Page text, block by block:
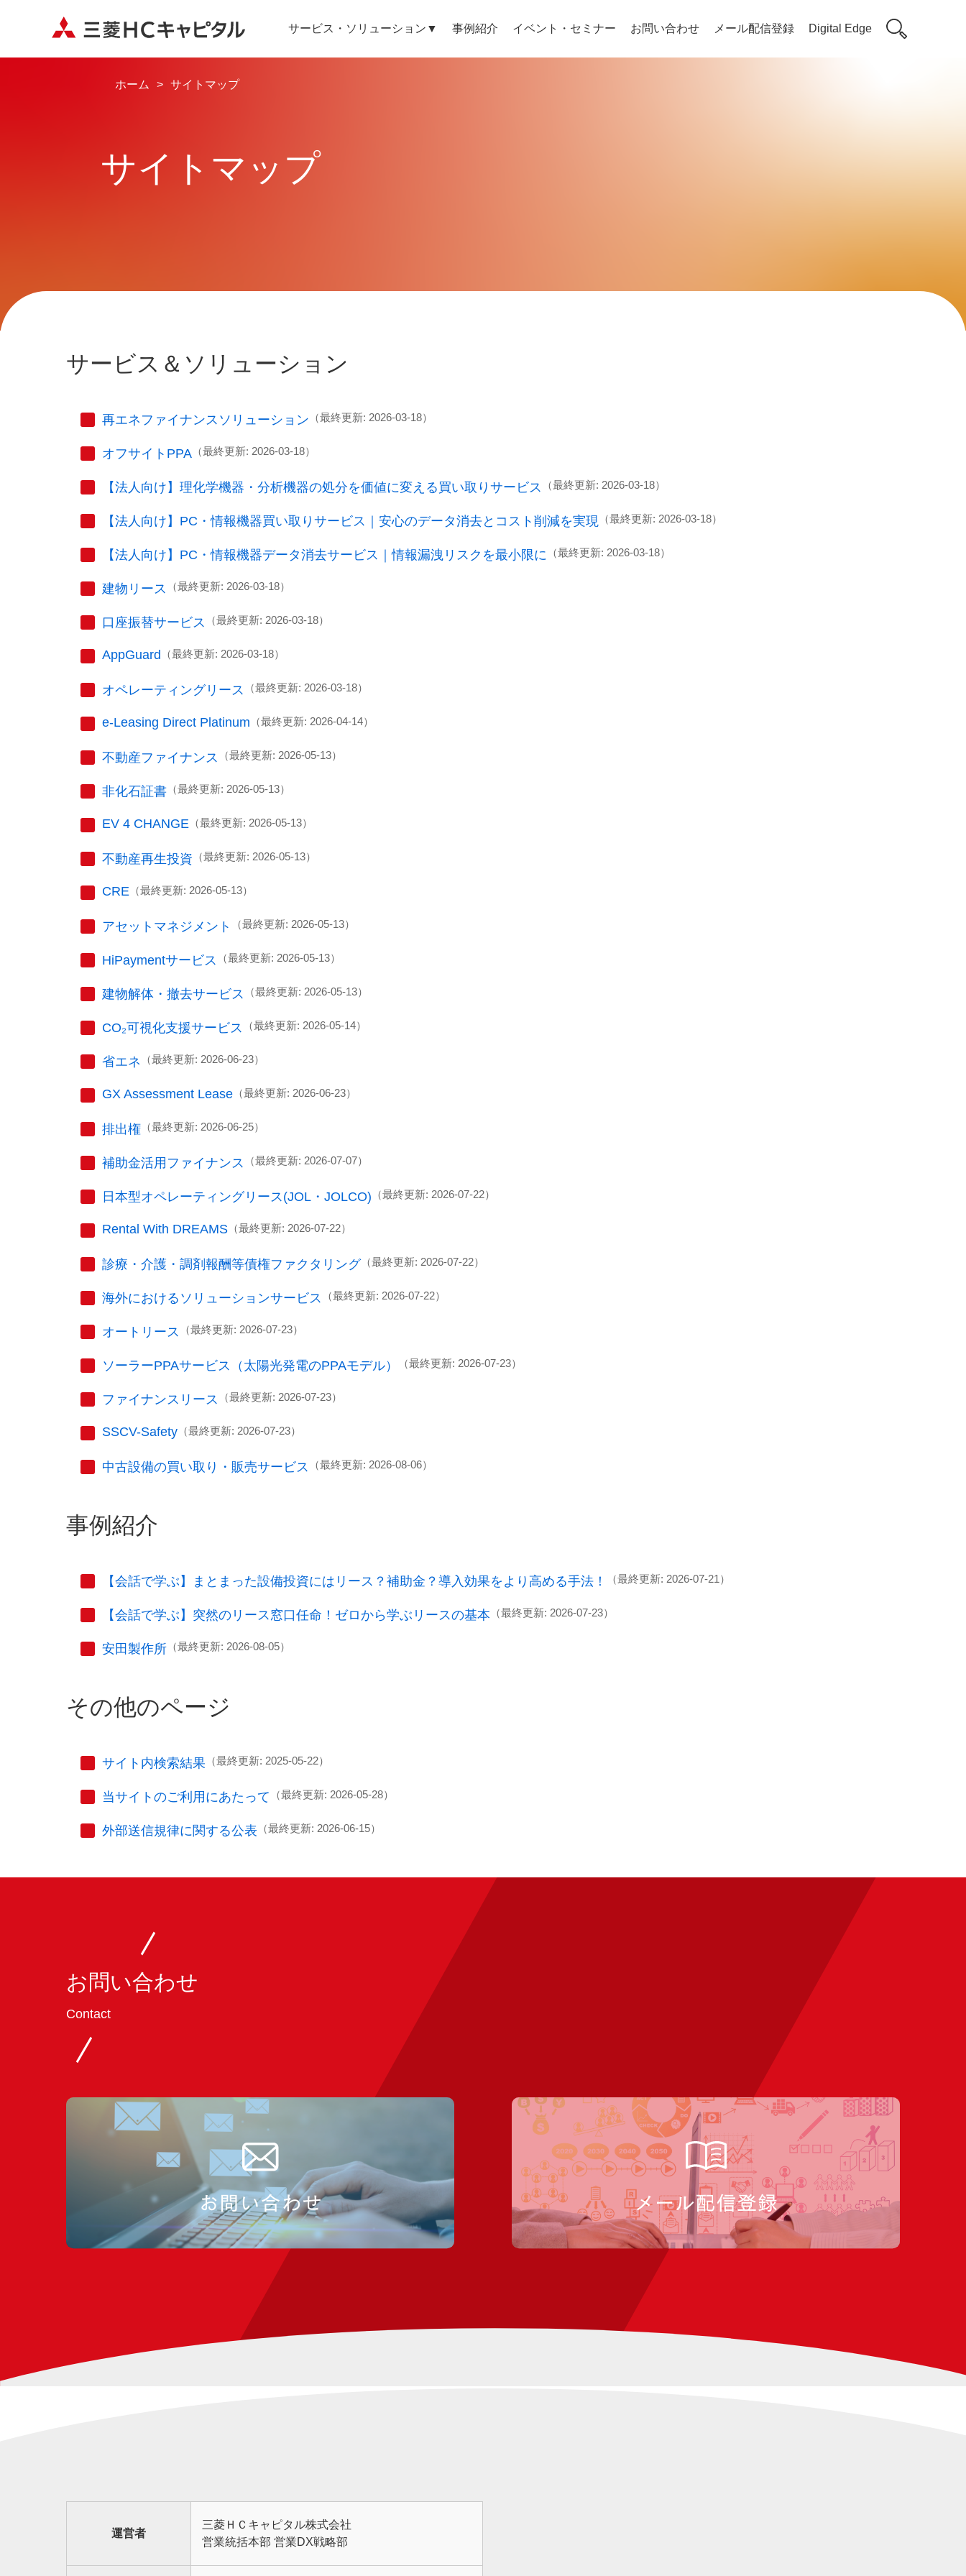
サービス・ソリューション▼ 事例紹介 イベント・セミナー お問い合わせ メール配信登録 Digital Edge
ホーム サイトマップ
サイトマップ
サービス＆ソリューション
再エネファイナンスソリューション （最終更新: 2026-03-18）
オフサイトPPA （最終更新: 2026-03-18）
【法人向け】理化学機器・分析機器の処分を価値に変える買い取りサービス （最終更新: 2026-03-18）
【法人向け】PC・情報機器買い取りサービス｜安心のデータ消去とコスト削減を実現 （最終更新: 2026-03-18）
【法人向け】PC・情報機器データ消去サービス｜情報漏洩リスクを最小限に （最終更新: 2026-03-18）
建物リース （最終更新: 2026-03-18）
口座振替サービス （最終更新: 2026-03-18）
AppGuard （最終更新: 2026-03-18）
オペレーティングリース （最終更新: 2026-03-18）
e-Leasing Direct Platinum （最終更新: 2026-04-14）
不動産ファイナンス （最終更新: 2026-05-13）
非化石証書 （最終更新: 2026-05-13）
EV 4 CHANGE （最終更新: 2026-05-13）
不動産再生投資 （最終更新: 2026-05-13）
CRE （最終更新: 2026-05-13）
アセットマネジメント （最終更新: 2026-05-13）
HiPaymentサービス （最終更新: 2026-05-13）
建物解体・撤去サービス （最終更新: 2026-05-13）
CO₂可視化支援サービス （最終更新: 2026-05-14）
省エネ （最終更新: 2026-06-23）
GX Assessment Lease （最終更新: 2026-06-23）
排出権 （最終更新: 2026-06-25）
補助金活用ファイナンス （最終更新: 2026-07-07）
日本型オペレーティングリース(JOL・JOLCO) （最終更新: 2026-07-22）
Rental With DREAMS （最終更新: 2026-07-22）
診療・介護・調剤報酬等債権ファクタリング（最終更新: 2026-07-22）
海外におけるソリューションサービス （最終更新: 2026-07-22）
オートリース （最終更新: 2026-07-23）
ソーラーPPAサービス（太陽光発電のPPAモデル） （最終更新: 2026-07-23）
ファイナンスリース （最終更新: 2026-07-23）
SSCV-Safety （最終更新: 2026-07-23）
中古設備の買い取り・販売サービス （最終更新: 2026-08-06）
事例紹介
【会話で学ぶ】まとまった設備投資にはリース？補助金？導入効果をより高める手法！ （最終更新: 2026-07-21）
【会話で学ぶ】突然のリース窓口任命！ゼロから学ぶリースの基本 （最終更新: 2026-07-23）
安田製作所 （最終更新: 2026-08-05）
その他のページ
サイト内検索結果 （最終更新: 2025-05-22）
当サイトのご利用にあたって （最終更新: 2026-05-28）
外部送信規律に関する公表 （最終更新: 2026-06-15）
お問い合わせ
Contact
運営者
三菱ＨＣキャピタル株式会社
営業統括本部 営業DX戦略部